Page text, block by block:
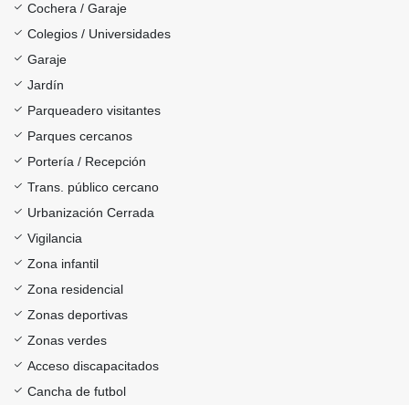
Cochera / Garaje
Colegios / Universidades
Garaje
Jardín
Parqueadero visitantes
Parques cercanos
Portería / Recepción
Trans. público cercano
Urbanización Cerrada
Vigilancia
Zona infantil
Zona residencial
Zonas deportivas
Zonas verdes
Acceso discapacitados
Cancha de futbol